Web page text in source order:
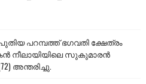
പറമ്പത്ത് ഭഗവതി ക്ഷേത്രം
നീലായിയിലെ സുകുമാരൻ
അന്തരിച്ചു.